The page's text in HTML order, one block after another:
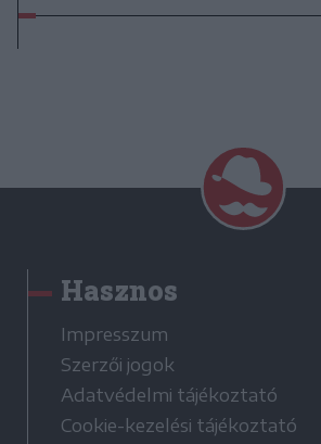
Hasznos
Impresszum
Szerzői jogok
Adatvédelmi tájékoztató
Cookie-kezelési tájékoztató